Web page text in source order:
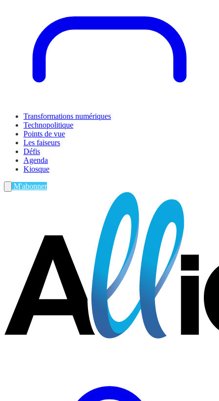
Transformations numériques
Technopolitique
Points de vue
Les faiseurs
Défis
Agenda
Kiosque
M'abonner